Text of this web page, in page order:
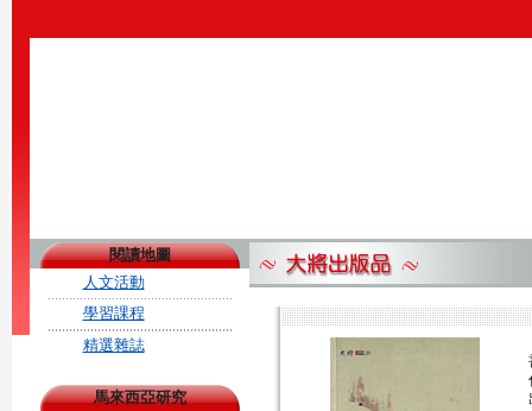
閱讀地圖
人文活動
學習課程
精選雜誌
馬來西亞研究